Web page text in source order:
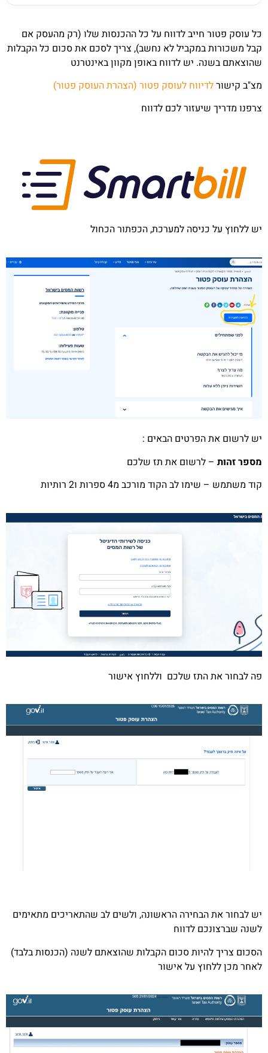
כל עוסק פטור חייב לדווח על כל ההכנסות שלו (רק מהעסק אם
קבל משכורות במקביל לא נחשב), צריך לסכם את סכום כל הקבלות
שהוצאתם בשנה. יש לדווח באופן מקוון באינטרנט
מצ"ב קישורלדיווח לעוסק פטור (הצהרת העוסק פטור)
צרפנו מדריך שיעזור לכם לדווח
יש ללחוץ על כניסה למערכת, הכפתור הכחול
יש לרשום את הפרטים הבאים :
מספר זהות – לרשום את תז שלכם
קוד משתמש – שימו לב הקוד מורכב מ4 ספרות ו2 רותיות
פה לבחור את התז שלכם וללחוץ אישור
יש לבחור את הבחירה הראשונה, ולשים לב שהתאריכים מתאימים
לשנה שברצונכם לדווח
הסכום צריך להיות סכום הקבלות שהוצאתם לשנה (הכנסות בלבד)
לאחר מכן ללחוץ על אישור